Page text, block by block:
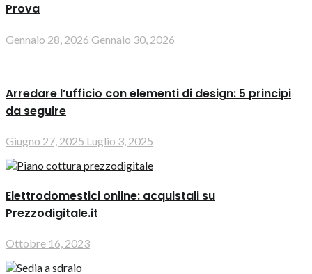
Prova
Gennaio 28, 2026 Gennaio 30, 2026
Arredare l’ufficio con elementi di design: 5 principi
da seguire
Giugno 27, 2025 Luglio 3, 2025
Elettrodomestici online: acquistali su
Prezzodigitale.it
Ottobre 16, 2023